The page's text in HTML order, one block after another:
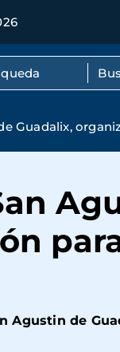
Guadalix,
Agustin de